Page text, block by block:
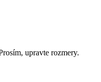
upravte rozmery.